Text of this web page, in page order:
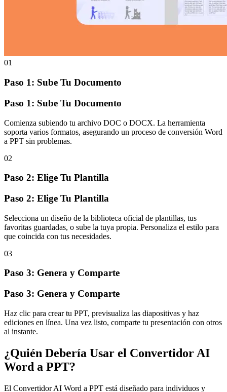
01
Paso 1: Sube Tu Documento
Paso 1: Sube Tu Documento
Comienza subiendo tu archivo DOC o DOCX. La herramienta
soporta varios formatos, asegurando un proceso de conversión Word
a PPT sin problemas.
02
Paso 2: Elige Tu Plantilla
Paso 2: Elige Tu Plantilla
Selecciona un diseño de la biblioteca oficial de plantillas, tus
favoritas guardadas, o sube la tuya propia. Personaliza el estilo para
que coincida con tus necesidades.
03
Paso 3: Genera y Comparte
Paso 3: Genera y Comparte
Haz clic para crear tu PPT, previsualiza las diapositivas y haz
ediciones en línea. Una vez listo, comparte tu presentación con otros
al instante.
¿Quién Debería Usar el Convertidor AI
Word a PPT?
El Convertidor AI Word a PPT está diseñado para individuos y